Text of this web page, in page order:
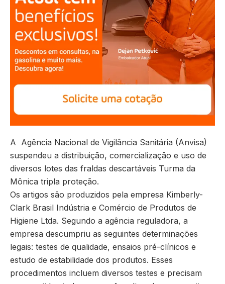
A Agência Nacional de Vigilância Sanitária (Anvisa)
suspendeu a distribuição, comercialização e uso de
diversos lotes das fraldas descartáveis Turma da
Mônica tripla proteção.
Os artigos são produzidos pela empresa Kimberly-
Clark Brasil Indústria e Comércio de Produtos de
Higiene Ltda. Segundo a agência reguladora, a
empresa descumpriu as seguintes determinações
legais: testes de qualidade, ensaios pré-clínicos e
estudo de estabilidade dos produtos. Esses
procedimentos incluem diversos testes e precisam